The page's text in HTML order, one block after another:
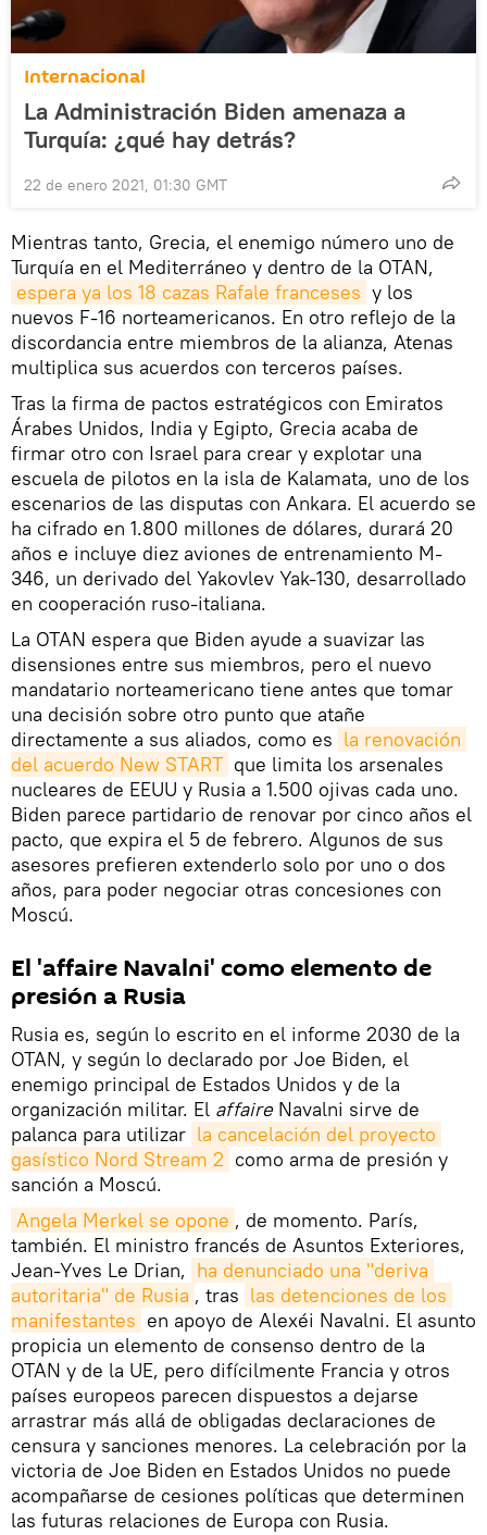
Internacional
La Administración Biden amenaza a
Turquía: ¿qué hay detrás?
22 de enero 2021, 01:30 GMT
Mientras tanto, Grecia, el enemigo número uno de
Turquía en el Mediterráneo y dentro de la OTAN,
espera ya los 18 cazas Rafale franceses y los
nuevos F-16 norteamericanos. En otro reflejo de la
discordancia entre miembros de la alianza, Atenas
multiplica sus acuerdos con terceros países.
Tras la firma de pactos estratégicos con Emiratos
Árabes Unidos, India y Egipto, Grecia acaba de
firmar otro con Israel para crear y explotar una
escuela de pilotos en la isla de Kalamata, uno de los
escenarios de las disputas con Ankara. El acuerdo se
ha cifrado en 1.800 millones de dólares, durará 20
años e incluye diez aviones de entrenamiento M-
346, un derivado del Yakovlev Yak-130, desarrollado
en cooperación ruso-italiana.
La OTAN espera que Biden ayude a suavizar las
disensiones entre sus miembros, pero el nuevo
mandatario norteamericano tiene antes que tomar
una decisión sobre otro punto que atañe
directamente a sus aliados, como es la renovación
del acuerdo New START que limita los arsenales
nucleares de EEUU y Rusia a 1.500 ojivas cada uno.
Biden parece partidario de renovar por cinco años el
pacto, que expira el 5 de febrero. Algunos de sus
asesores prefieren extenderlo solo por uno o dos
años, para poder negociar otras concesiones con
Moscú.
El 'affaire Navalni' como elemento de
presión a Rusia
Rusia es, según lo escrito en el informe 2030 de la
OTAN, y según lo declarado por Joe Biden, el
enemigo principal de Estados Unidos y de la
organización militar. El affaireNavalni sirve de
palanca para utilizar la cancelación del proyecto
gasístico Nord Stream 2 como arma de presión y
sanción a Moscú.
Angela Merkel se opone , de momento. París,
también. El ministro francés de Asuntos Exteriores,
Jean-Yves Le Drian, ha denunciado una "deriva
autoritaria" de Rusia , tras las detenciones de los
manifestantes en apoyo de Alexéi Navalni. El asunto
propicia un elemento de consenso dentro de la
OTAN y de la UE, pero difícilmente Francia y otros
países europeos parecen dispuestos a dejarse
arrastrar más allá de obligadas declaraciones de
censura y sanciones menores. La celebración por la
victoria de Joe Biden en Estados Unidos no puede
acompañarse de cesiones políticas que determinen
las futuras relaciones de Europa con Rusia.